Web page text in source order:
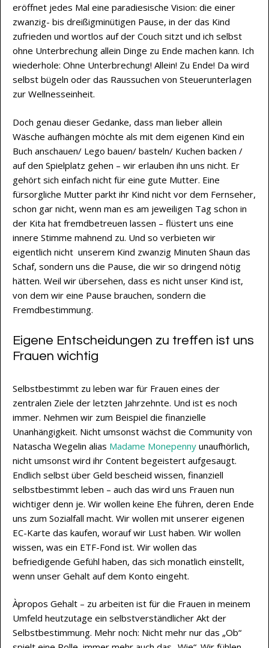
eröffnet jedes Mal eine paradiesische Vision: die einer
zwanzig- bis dreißigminütigen Pause, in der das Kind
zufrieden und wortlos auf der Couch sitzt und ich selbst
ohne Unterbrechung allein Dinge zu Ende machen kann. Ich
wiederhole: Ohne Unterbrechung! Allein! Zu Ende! Da wird
selbst bügeln oder das Raussuchen von Steuerunterlagen
zur Wellnesseinheit.
Doch genau dieser Gedanke, dass man lieber allein
Wäsche aufhängen möchte als mit dem eigenen Kind ein
Buch anschauen/ Lego bauen/ basteln/ Kuchen backen /
auf den Spielplatz gehen – wir erlauben ihn uns nicht. Er
gehört sich einfach nicht für eine gute Mutter. Eine
fürsorgliche Mutter parkt ihr Kind nicht vor dem Fernseher,
schon gar nicht, wenn man es am jeweiligen Tag schon in
der Kita hat fremdbetreuen lassen – flüstert uns eine
innere Stimme mahnend zu. Und so verbieten wir
eigentlich nicht unserem Kind zwanzig Minuten Shaun das
Schaf, sondern uns die Pause, die wir so dringend nötig
hätten. Weil wir übersehen, dass es nicht unser Kind ist,
von dem wir eine Pause brauchen, sondern die
Fremdbestimmung.
Eigene Entscheidungen zu treffen ist uns
Frauen wichtig
Selbstbestimmt zu leben war für Frauen eines der
zentralen Ziele der letzten Jahrzehnte. Und ist es noch
immer. Nehmen wir zum Beispiel die finanzielle
Unanhängigkeit. Nicht umsonst wächst die Community von
Natascha Wegelin alias Madame Monepenny unaufhörlich,
nicht umsonst wird ihr Content begeistert aufgesaugt.
Endlich selbst über Geld bescheid wissen, finanziell
selbstbestimmt leben – auch das wird uns Frauen nun
wichtiger denn je. Wir wollen keine Ehe führen, deren Ende
uns zum Sozialfall macht. Wir wollen mit unserer eigenen
EC-Karte das kaufen, worauf wir Lust haben. Wir wollen
wissen, was ein ETF-Fond ist. Wir wollen das
befriedigende Gefühl haben, das sich monatlich einstellt,
wenn unser Gehalt auf dem Konto eingeht.
Àpropos Gehalt – zu arbeiten ist für die Frauen in meinem
Umfeld heutzutage ein selbstverständlicher Akt der
Selbstbestimmung. Mehr noch: Nicht mehr nur das „Ob“